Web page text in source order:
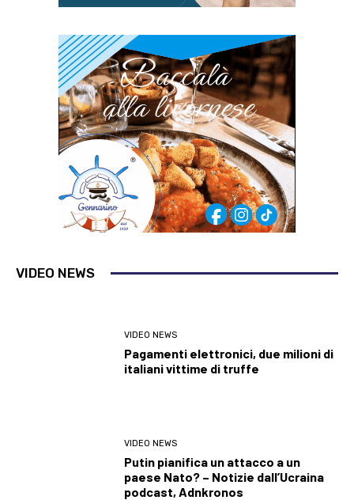
VIDEO NEWS
VIDEO NEWS
Pagamenti elettronici, due milioni di
italiani vittime di truffe
VIDEO NEWS
Putin pianifica un attacco a un
paese Nato? – Notizie dall’Ucraina
podcast, Adnkronos